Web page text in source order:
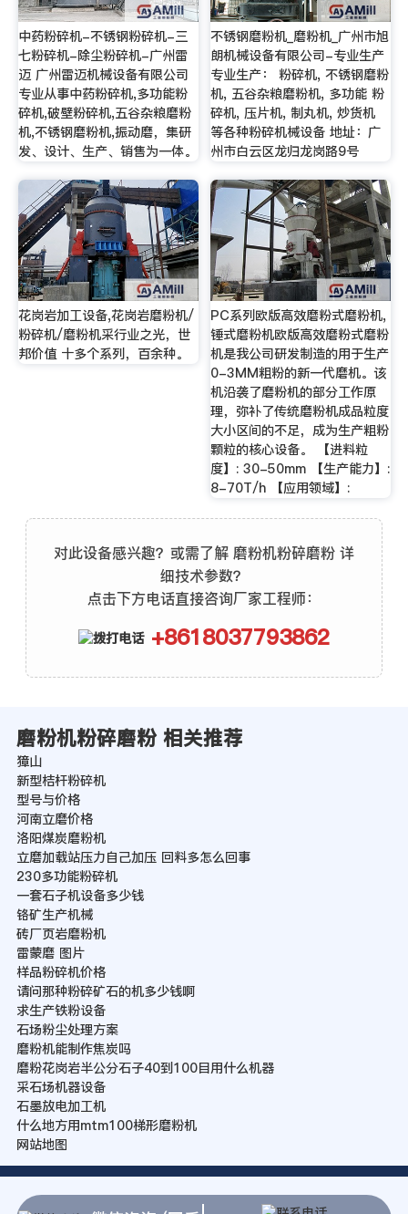
中药粉碎机-不锈钢粉碎机-三
七粉碎机-除尘粉碎机-广州雷
迈 广州雷迈机械设备有限公司
专业从事中药粉碎机,多功能粉
碎机,破壁粉碎机,五谷杂粮磨粉
机,不锈钢磨粉机,振动磨，集研
发、设计、生产、销售为一体。
不锈钢磨粉机_磨粉机_广州市旭
朗机械设备有限公司-专业生产
专业生产： 粉碎机, 不锈钢磨粉
机, 五谷杂粮磨粉机, 多功能 粉
碎机, 压片机, 制丸机, 炒货机
等各种粉碎机械设备 地址：广
州市白云区龙归龙岗路9号
花岗岩加工设备,花岗岩磨粉机/
粉碎机/磨粉机采行业之光，世
邦价值 十多个系列，百余种。
PC系列欧版高效磨粉式磨粉机,
锤式磨粉机欧版高效磨粉式磨粉
机是我公司研发制造的用于生产
0-3MM粗粉的新一代磨机。该
机沿袭了磨粉机的部分工作原
理，弥补了传统磨粉机成品粒度
大小区间的不足，成为生产粗粉
颗粒的核心设备。 【进料粒
度】: 30-50mm 【生产能力】:
8-70T/h 【应用领域】:
对此设备感兴趣？或需了解 磨粉机粉碎磨粉 详
细技术参数？
点击下方电话直接咨询厂家工程师：
+8618037793862
磨粉机粉碎磨粉 相关推荐
獐山
新型桔杆粉碎机
型号与价格
河南立磨价格
洛阳煤炭磨粉机
立磨加载站压力自己加压 回料多怎么回事
230多功能粉碎机
一套石子机设备多少钱
铬矿生产机械
砖厂页岩磨粉机
雷蒙磨 图片
样品粉碎机价格
请问那种粉碎矿石的机多少钱啊
求生产铁粉设备
石场粉尘处理方案
磨粉机能制作焦炭吗
磨粉花岗岩半公分石子40到100目用什么机器
采石场机器设备
石墨放电加工机
什么地方用mtm100梯形磨粉机
网站地图